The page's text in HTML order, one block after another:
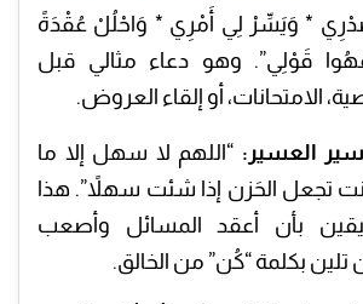
* وَيَسِّرْ لِي أَمْرِي * وَاحْلُلْ عُقْدَةً
قَوْلِي”. وهو دعاء مثالي قبل
الامتحانات، أو إلقاء العروض.
العسير: “اللهم لا سهل إلا ما
تجعل الحَزن إذا شئت سهلاً”. هذا
بأن أعقد المسائل وأصعب
بكلمة “كُن” من الخالق.